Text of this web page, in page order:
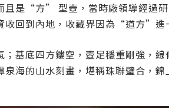
且是“方” 型壺，當時廠領導經
收回到內地，收藏界因為“道方”進
基底四方鏤空，壺足穩重剛強，
泉海的山水刻畫，堪稱珠聯璧合，